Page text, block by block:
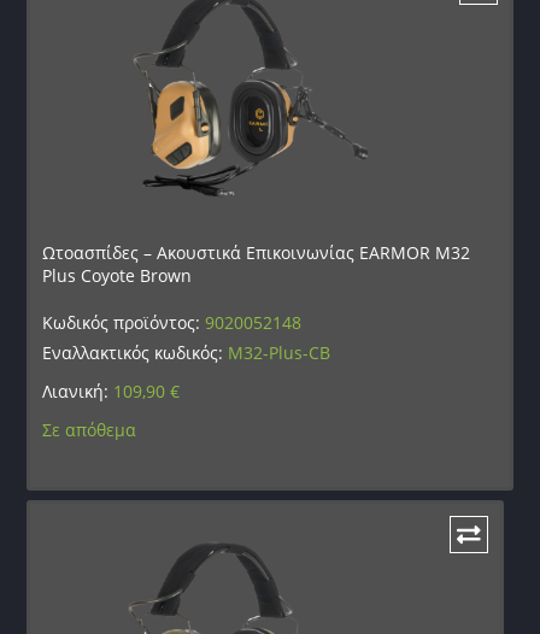
Ωτοασπίδες – Ακουστικά Επικοινωνίας EARMOR M32
Plus Coyote Brown
Κωδικός προϊόντος:9020052148
Εναλλακτικός κωδικός: M32-Plus-CB
Λιανική: 109,90€
Σε απόθεμα